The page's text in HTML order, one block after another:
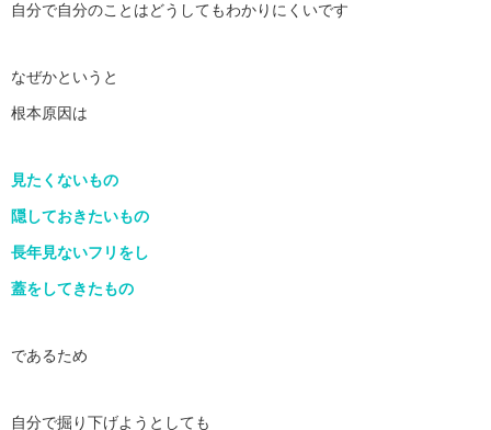
自分で自分のことはどうしてもわかりにくいです
なぜかというと
根本原因は
見たくないもの
隠しておきたいもの
長年見ないフリをし
蓋をしてきたもの
であるため
自分で掘り下げようとしても